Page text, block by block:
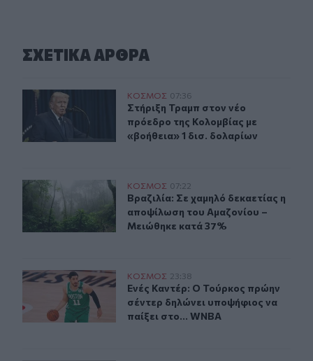
ΣΧΕΤΙΚA AΡΘΡΑ
Στήριξη Τραμπ στον νέο πρόεδρο της Κολομβίας με
ΚΟΣΜΟΣ 07:36
Στήριξη Τραμπ στον νέο πρόεδρο
Στήριξη Τραμπ στον νέο
πρόεδρο της Κολομβίας με
«βοήθεια» 1 δισ. δολαρίων
Βραζιλία: Σε χαμηλό δεκαετίας η αποψίλωση του
ΚΟΣΜΟΣ 07:22
Βραζιλία: Σε χαμηλό δεκαετίας η
Βραζιλία: Σε χαμηλό δεκαετίας η
αποψίλωση του Αμαζονίου –
Μειώθηκε κατά 37%
Ενές Καντέρ: Ο Τούρκος πρώην σέντερ δηλώνει
ΚΟΣΜΟΣ 23:38
Ενές Καντέρ: Ο Τούρκος πρώην
Ενές Καντέρ: Ο Τούρκος πρώην
σέντερ δηλώνει υποψήφιος να
παίξει στο... WNBA